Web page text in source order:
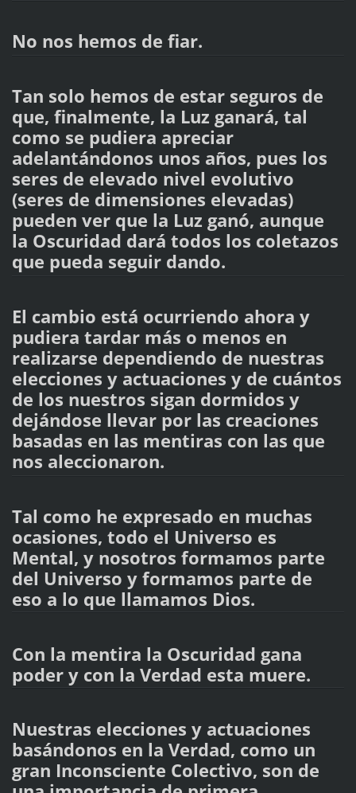
No nos hemos de fiar.
Tan solo hemos de estar seguros de
que, finalmente, la Luz ganará, tal
como se pudiera apreciar
adelantándonos unos años, pues los
seres de elevado nivel evolutivo
(seres de dimensiones elevadas)
pueden ver que la Luz ganó, aunque
la Oscuridad dará todos los coletazos
que pueda seguir dando.
El cambio está ocurriendo ahora y
pudiera tardar más o menos en
realizarse dependiendo de nuestras
elecciones y actuaciones y de cuántos
de los nuestros sigan dormidos y
dejándose llevar por las creaciones
basadas en las mentiras con las que
nos aleccionaron.
Tal como he expresado en muchas
ocasiones, todo el Universo es
Mental, y nosotros formamos parte
del Universo y formamos parte de
eso a lo que llamamos Dios.
Con la mentira la Oscuridad gana
poder y con la Verdad esta muere.
Nuestras elecciones y actuaciones
basándonos en la Verdad, como un
gran Inconsciente Colectivo, son de